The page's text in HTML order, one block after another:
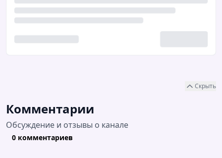
Скрыть
Комментарии
Обсуждение и отзывы о канале
0 комментариев